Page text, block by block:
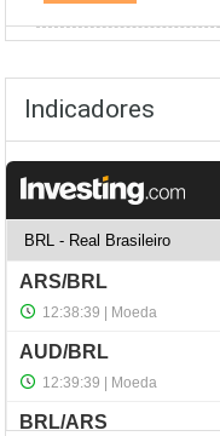
Indicadores
NewsLetter